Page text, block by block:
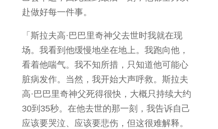
赴做好每一件事。
「斯拉夫高·巴巴里奇神父去世时我就在现
场。我看到他缓慢地坐在地上。我跑向他，
看着他喘气。我不知所措，只知道他可能心
脏病发作。当然，我开始大声呼救。斯拉夫
高·巴巴里奇神父死得很快，大概只持续大约
30到35秒。在他去世的那一刻，我告诉自己
应该要哭泣、应该要悲伤，但这很难解释。